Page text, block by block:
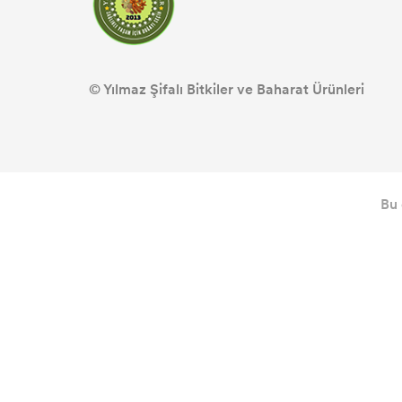
© Yılmaz Şifalı Bitkiler ve Baharat Ürünleri